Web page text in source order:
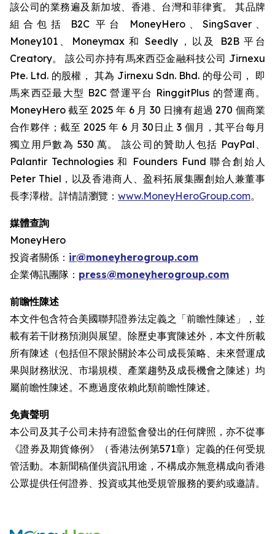
該公司的業務遍及新加坡、香港、台灣和菲律賓。 其品牌
組合包括 B2C 平台 MoneyHero、SingSaver、
Money101、Moneymax 和 Seedly，以及 B2B 平台
Creatory。 該公司亦持有馬來西亞金融科技公司 Jirnexu
Pte. Ltd. 的股權， 其為 Jirnexu Sdn. Bhd. 的母公司， 即
馬來西亞最大型 B2C 營運平台 RinggitPlus 的營運商。
MoneyHero 截至 2025 年 6 月 30 日擁有超過 270 個商業
合作夥伴；截至 2025 年 6 月 30日止 3 個月，其平台每月
獨立用戶數為 530 萬。 該公司的贊助人包括 PayPal、
Palantir Technologies 和 Founders Fund 聯合創始人
Peter Thiel，以及香港商人、盈科拓展集團創始人兼董事
長李澤楷。詳情請瀏覽： www.MoneyHeroGroup.com。
媒體查詢
MoneyHero
投資者關係： ir@moneyherogroup.com
企業傳訊團隊： press@moneyherogroup.com
前瞻性陳述
本文件包含符合美國聯邦證券法定義之「前瞻性陳述」，並
載有若干財務預測與展望。除歷史事實陳述外，本文件所載
所有陳述（包括但不限於關於本公司成長策略、未來營運成
果與財務狀況、市場規模、產業趨勢及成長機會之陳述）均
屬前瞻性陳述。不應過度依賴此類前瞻性陳述。
免責聲明
本公司及其子公司未持有證監會發出的任何牌照，亦不從事
《證券及期貨條例》（香港法例第571章）定義的任何受規
管活動。本新聞稿僅供資訊用途，不構成亦無意構成向香港
公眾提供任何證券、投資或其他受規管服務的要約或邀請。